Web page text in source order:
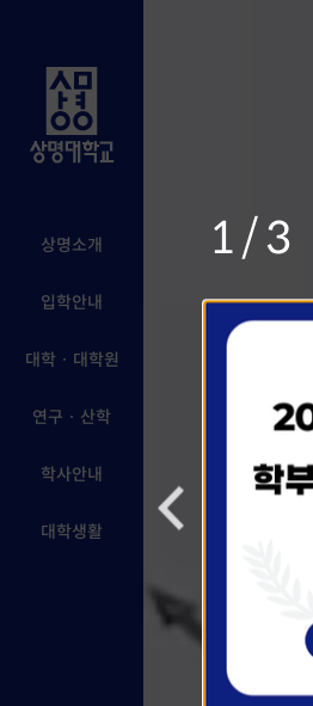
상명소개
입학안내
대학 · 대학원
연구 · 산학
학사안내
대학생활
1/3